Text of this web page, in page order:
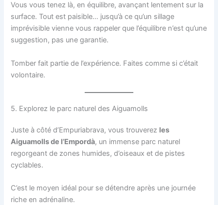
Vous vous tenez là, en équilibre, avançant lentement sur la
surface. Tout est paisible… jusqu’à ce qu’un sillage
imprévisible vienne vous rappeler que l’équilibre n’est qu’une
suggestion, pas une garantie.
Tomber fait partie de l’expérience. Faites comme si c’était
volontaire.
5. Explorez le parc naturel des Aiguamolls
Juste à côté d’Empuriabrava, vous trouverez les
Aiguamolls de l’Empordà, un immense parc naturel
regorgeant de zones humides, d’oiseaux et de pistes
cyclables.
C’est le moyen idéal pour se détendre après une journée
riche en adrénaline.